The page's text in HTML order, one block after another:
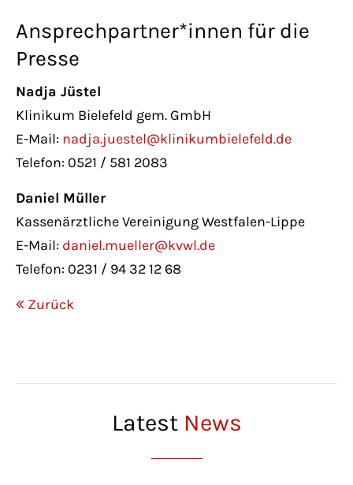
Ansprechpartner*innen für die
Presse
Nadja Jüstel
Klinikum Bielefeld gem. GmbH
E-Mail: nadja.juestel@klinikumbielefeld.de
Telefon: 0521 / 581 2083
Daniel Müller
Kassenärztliche Vereinigung Westfalen-Lippe
E-Mail: daniel.mueller@kvwl.de
Telefon: 0231 / 94 32 12 68
Zurück
Latest News